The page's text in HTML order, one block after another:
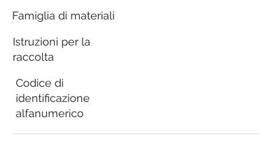
Famiglia di materiali
Istruzioni per la
raccolta
Codice di
identificazione
alfanumerico